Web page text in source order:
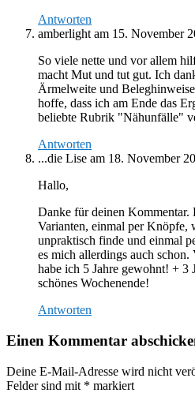
Antworten
amberlight am 15. November
So viele nette und vor allem
macht Mut und tut gut. Ich
Ärmelweite und
hoffe, dass ich am Ende das
beliebte Rubrik "Nähunfälle"
Antworten
...die Lise am 18. November
Hallo,
Danke für deinen Kommentar.
Varianten, einmal per Knöpfe,
unpraktisch finde und einmal
es mich allerdings auch
habe ich 5 Jahre gewohnt! + 3
schönes Wochenende!
Antworten
Einen Kommentar
Deine E-Mail-Adresse wird nicht
Felder sind mit * markiert